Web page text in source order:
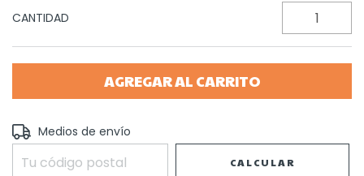
CANTIDAD
Entregas para el CP:
Medios de envío
CALCULAR